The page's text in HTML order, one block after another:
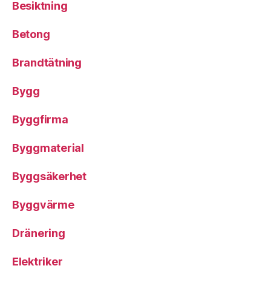
Besiktning
Betong
Brandtätning
Bygg
Byggfirma
Byggmaterial
Byggsäkerhet
Byggvärme
Dränering
Elektriker